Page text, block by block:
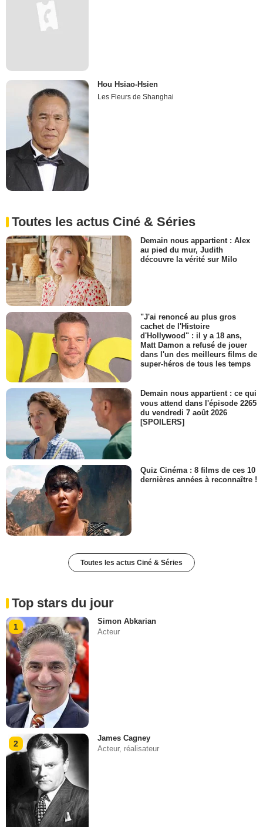
Hou Hsiao-Hsien
Les Fleurs de Shanghai
Toutes les actus Ciné & Séries
Demain nous appartient : Alex
au pied du mur, Judith
découvre la vérité sur Milo
"J'ai renoncé au plus gros
cachet de l'Histoire
d'Hollywood" : il y a 18 ans,
Matt Damon a refusé de jouer
dans l'un des meilleurs films de
super-héros de tous les temps
Demain nous appartient : ce qui
vous attend dans l'épisode 2265
du vendredi 7 août 2026
[SPOILERS]
Quiz Cinéma : 8 films de ces 10
dernières années à reconnaître !
Toutes les actus Ciné & Séries
Top stars du jour
1
Simon Abkarian
Acteur
2
James Cagney
Acteur, réalisateur